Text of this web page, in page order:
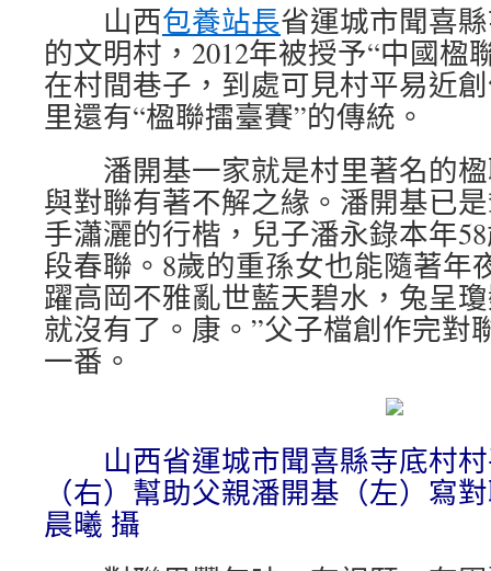
山西包養站長省運城市聞喜
的文明村，2012年被授予“中國楹
在村間巷子，到處可見村平易近
里還有“楹聯擂臺賽”的傳統。
潘開基一家就是村里著名的楹
與對聯有著不解之緣。潘開基已
手瀟灑的行楷，兒子潘永錄本年
段春聯。8歲的重孫女也能隨著年
躍高岡不雅亂世藍天碧水，兔呈
就沒有了。康。”父子檔創作完對
一番。
山西省運城市聞喜縣寺底村村
（右）幫助父親潘開基（左）寫
晨曦 攝